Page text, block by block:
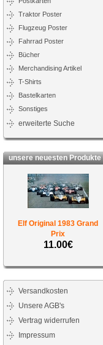
Traktor Poster
Flugzeug Poster
Fahrrad Poster
Bücher
Merchandising Artikel
T-Shirts
Bastelkarten
Sonstiges
erweiterte Suche
unsere neuesten Produkte
Elf Original 1983 Grand
Prix
11.00€
Versandkosten
Unsere AGB's
Vertrag widerrufen
Impressum